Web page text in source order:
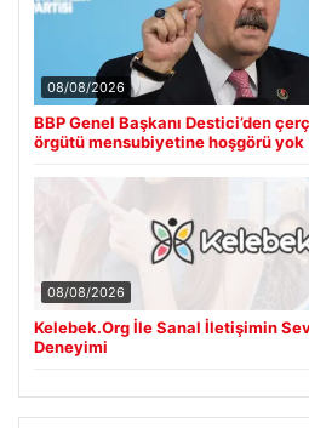
08/08/2026
BBP Genel Başkanı Destici’den
örgütü mensubiyetine hoşgörü yok
08/08/2026
Kelebek.Org İle Sanal İletişimin
Deneyimi